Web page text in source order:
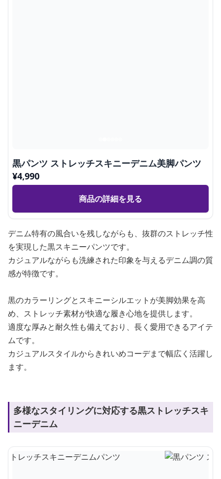
黒パンツ ストレッチスキニーデニム美脚パンツ
¥4,990
商品の詳細を見る
デニム特有の風合いを残しながらも、抜群のストレッチ性
を実現した黒スキニーパンツです。
カジュアルながらも洗練された印象を与えるデニム調の質
感が特徴です。
黒のカラーリングとスキニーシルエットが美脚効果を高
め、ストレッチ素材が快適な履き心地を提供します。
適度な厚みと耐久性も備えており、長く愛用できるアイテ
ムです。
カジュアルスタイルからきれいめコーデまで幅広く活躍し
ます。
多様なスタイリングに対応する黒ストレッチスキ
ニーデニム